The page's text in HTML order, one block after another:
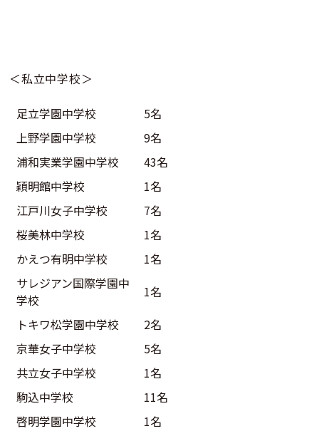
＜私立中学校＞
足立学園中学校
5名
上野学園中学校
9名
浦和実業学園中学校
43名
穎明館中学校
1名
江戸川女子中学校
7名
桜美林中学校
1名
かえつ有明中学校
1名
サレジアン国際学園中
学校
1名
トキワ松学園中学校
2名
京華女子中学校
5名
共立女子中学校
1名
駒込中学校
11名
啓明学園中学校
1名